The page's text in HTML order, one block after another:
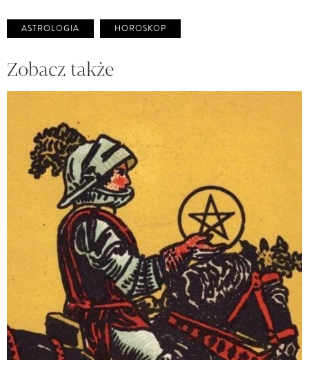
ASTROLOGIA HOROSKOP
Zobacz także